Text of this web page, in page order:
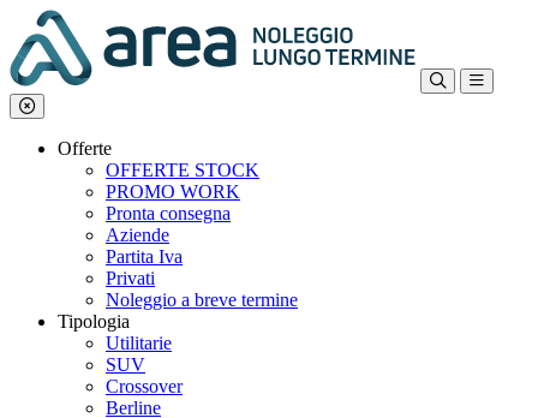
Offerte
OFFERTE STOCK
PROMO WORK
Pronta consegna
Aziende
Partita Iva
Privati
Noleggio a breve termine
Tipologia
Utilitarie
SUV
Crossover
Berline